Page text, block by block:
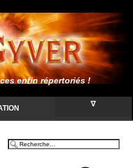
enfin répertoriés !
∇